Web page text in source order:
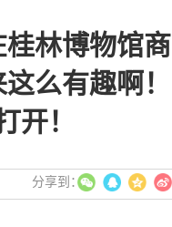
林博物馆商
么有趣啊！
开！